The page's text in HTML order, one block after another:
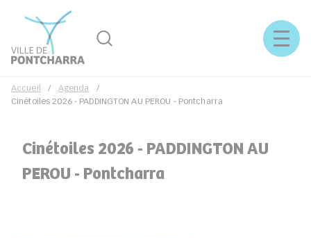
Menu
Rechercher
Accueil
Agenda
Cinétoiles 2026 - PADDINGTON AU PEROU - Pontcharra
Cinétoiles 2026 - PADDINGTON AU
PEROU - Pontcharra